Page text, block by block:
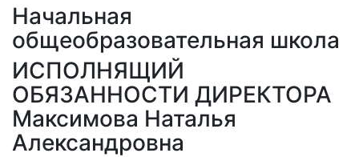
Начальная
общеобразовательная школа
ИСПОЛНЯЩИЙ
ОБЯЗАННОСТИ ДИРЕКТОРА
Максимова Наталья
Александровна